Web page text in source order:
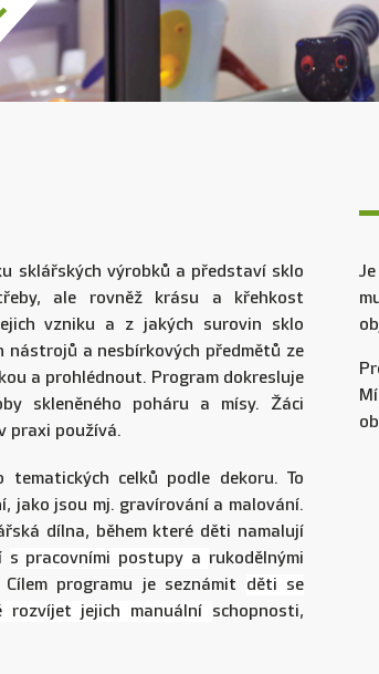
sklářských výrobků a představí sklo
ale rovněž krásu a křehkost
vzniku a z jakých surovin sklo
nástrojů a nesbírkových předmětů ze
a prohlédnout. Program dokresluje
skleněného poháru a mísy. Žáci
praxi používá.
celků podle dekoru. To
jako jsou mj. gravírování a malování.
dílna, během které děti namalují
s pracovními postupy a rukodělnými
programu je seznámit děti se
rozvíjet jejich manuální schopnosti,